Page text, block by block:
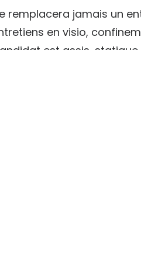
remplacera jamais un
en visio,
est assis, statique